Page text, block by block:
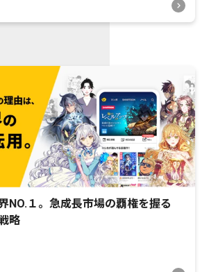
NO.１。急成長市場の覇権を握る
略